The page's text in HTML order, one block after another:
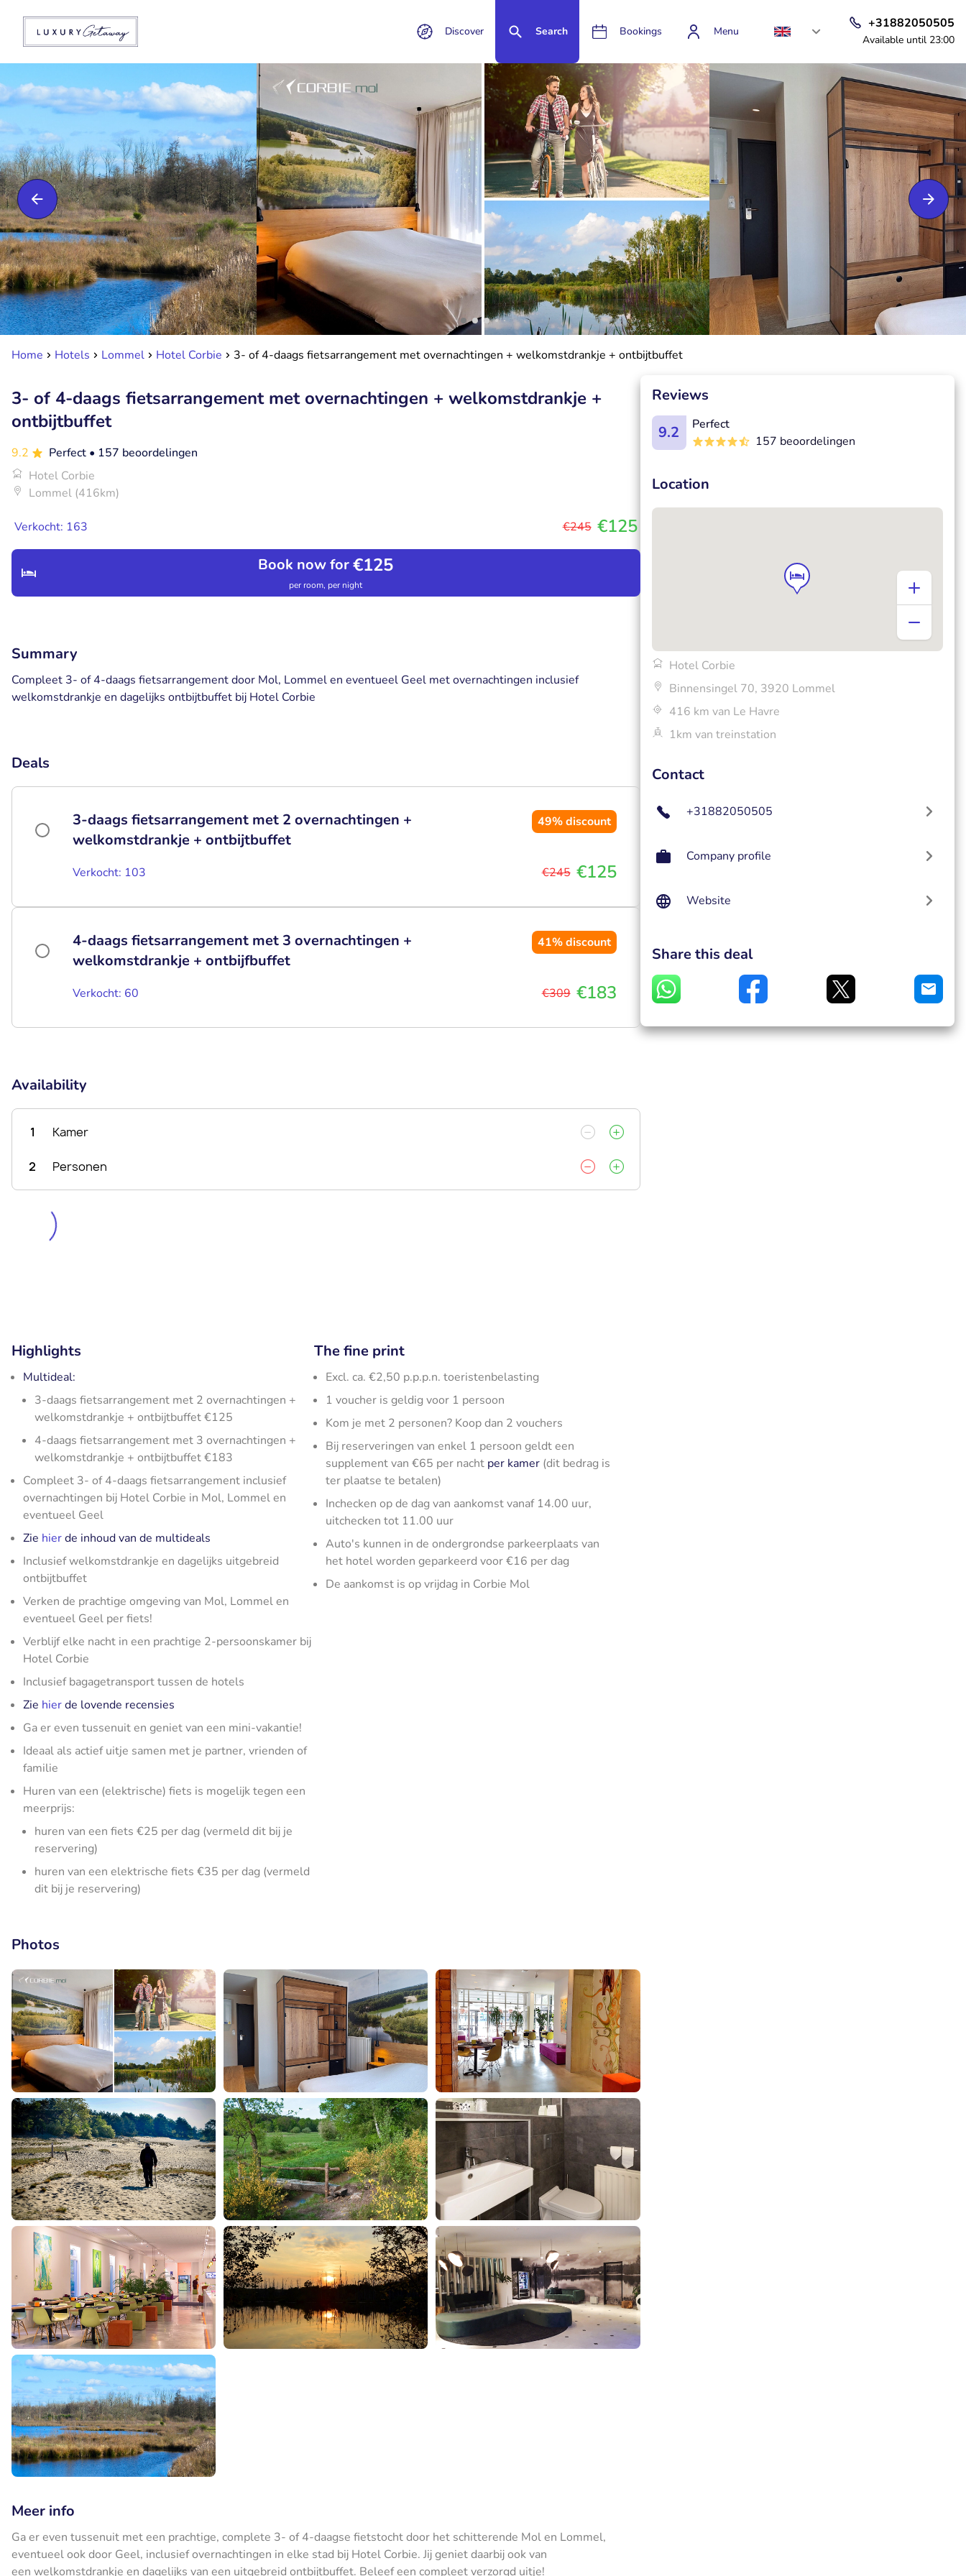
Discover Search Bookings Menu
+31882050505
Available until 23:00
Home Hotels Lommel Hotel Corbie 3- of 4-daags fietsarrangement met overnachtingen + welkomstdrankje + ontbijtbuffet
3- of 4-daags fietsarrangement met overnachtingen + welkomstdrankje +
ontbijtbuffet
9.2 Perfect • 157 beoordelingen
Hotel Corbie
Lommel (416km)
Verkocht: 163 €245 €125
Book now for€125
per room, per night
Summary
Compleet 3- of 4-daags fietsarrangement door Mol, Lommel en eventueel Geel met overnachtingen inclusief
welkomstdrankje en dagelijks ontbijtbuffet bij Hotel Corbie
Deals
3-daags fietsarrangement met 2 overnachtingen +
welkomstdrankje + ontbijtbuffet
49%discount
Verkocht: 103 €245 €125
4-daags fietsarrangement met 3 overnachtingen +
welkomstdrankje + ontbijfbuffet
41%discount
Verkocht: 60 €309 €183
Availability
1 Kamer
2 Personen
Highlights
Multideal:
3-daags fietsarrangement met 2 overnachtingen +
welkomstdrankje + ontbijtbuffet €125
4-daags fietsarrangement met 3 overnachtingen +
welkomstdrankje + ontbijtbuffet €183
Compleet 3- of 4-daags fietsarrangement inclusief
overnachtingen bij Hotel Corbie in Mol, Lommel en
eventueel Geel
Zie hierde inhoud van de multideals
Inclusief welkomstdrankje en dagelijks uitgebreid
ontbijtbuffet
Verken de prachtige omgeving van Mol, Lommel en
eventueel Geel per fiets!
Verblijf elke nacht in een prachtige 2-persoonskamer bij
Hotel Corbie
Inclusief bagagetransport tussen de hotels
Zie hierde lovende recensies
Ga er even tussenuit en geniet van een mini-vakantie!
Ideaal als actief uitje samen met je partner, vrienden of
familie
Huren van een (elektrische) fiets is mogelijk tegen een
meerprijs:
huren van een fiets €25 per dag (vermeld dit bij je
reservering)
huren van een elektrische fiets €35 per dag (vermeld
dit bij je reservering)
The fine print
Excl. ca. €2,50 p.p.p.n. toeristenbelasting
1 voucher is geldig voor 1 persoon
Kom je met 2 personen? Koop dan 2 vouchers
Bij reserveringen van enkel 1 persoon geldt een
supplement van €65 per nacht per kamer (dit bedrag is
ter plaatse te betalen)
Inchecken op de dag van aankomst vanaf 14.00 uur,
uitchecken tot 11.00 uur
Auto's kunnen in de ondergrondse parkeerplaats van
het hotel worden geparkeerd voor €16 per dag
De aankomst is op vrijdag in Corbie Mol
Photos
Meer info
Ga er even tussenuit met een prachtige, complete 3- of 4-daagse fietstocht door het schitterende Mol en Lommel,
eventueel ook door Geel, inclusief overnachtingen in elke stad bij Hotel Corbie. Jij geniet daarbij ook van
een welkomstdrankje en dagelijks van een uitgebreid ontbijtbuffet. Beleef een compleet verzorgd uitje!
Reviews
9.2
Perfect
157 beoordelingen
Location
Hotel Corbie
Binnensingel 70, 3920 Lommel
416 km van Le Havre
1km van treinstation
Contact
+31882050505
Company profile
Website
Share this deal